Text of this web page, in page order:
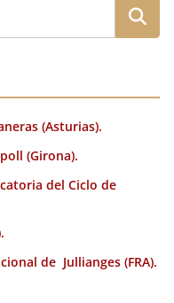
(Asturias).
(Girona).
del Ciclo de
de Jullianges (FRA).